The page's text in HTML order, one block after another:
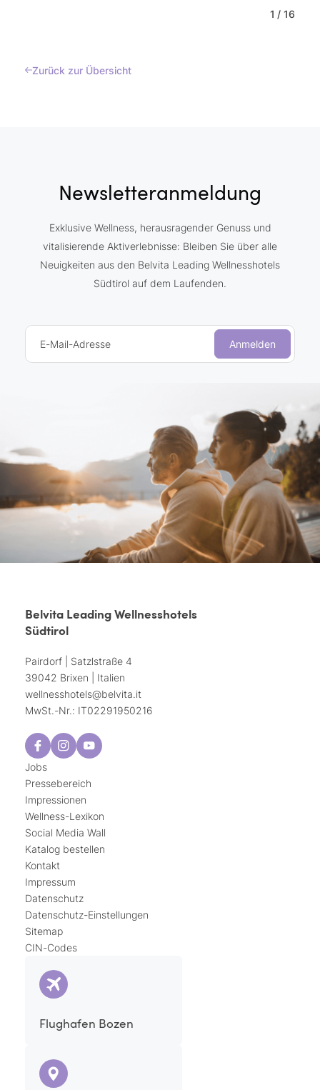
1 / 16
Zurück zur Übersicht
Newsletteranmeldung
Exklusive Wellness, herausragender Genuss und
vitalisierende Aktiverlebnisse: Bleiben Sie über alle
Neuigkeiten aus den Belvita Leading Wellnesshotels
Südtirol auf dem Laufenden.
E-Mail-Adresse Anmelden
Belvita Leading Wellnesshotels
Südtirol
Pairdorf | Satzlstraße 4
39042 Brixen | Italien
wellnesshotels@belvita.it
MwSt.-Nr.: IT02291950216
Jobs
Pressebereich
Impressionen
Wellness-Lexikon
Social Media Wall
Katalog bestellen
Kontakt
Impressum
Datenschutz
Datenschutz-Einstellungen
Sitemap
CIN-Codes
Flughafen Bozen